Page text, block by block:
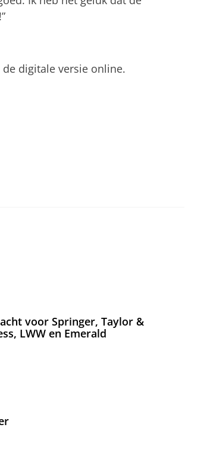
digitale versie online.
voor Springer, Taylor &
LWW en Emerald